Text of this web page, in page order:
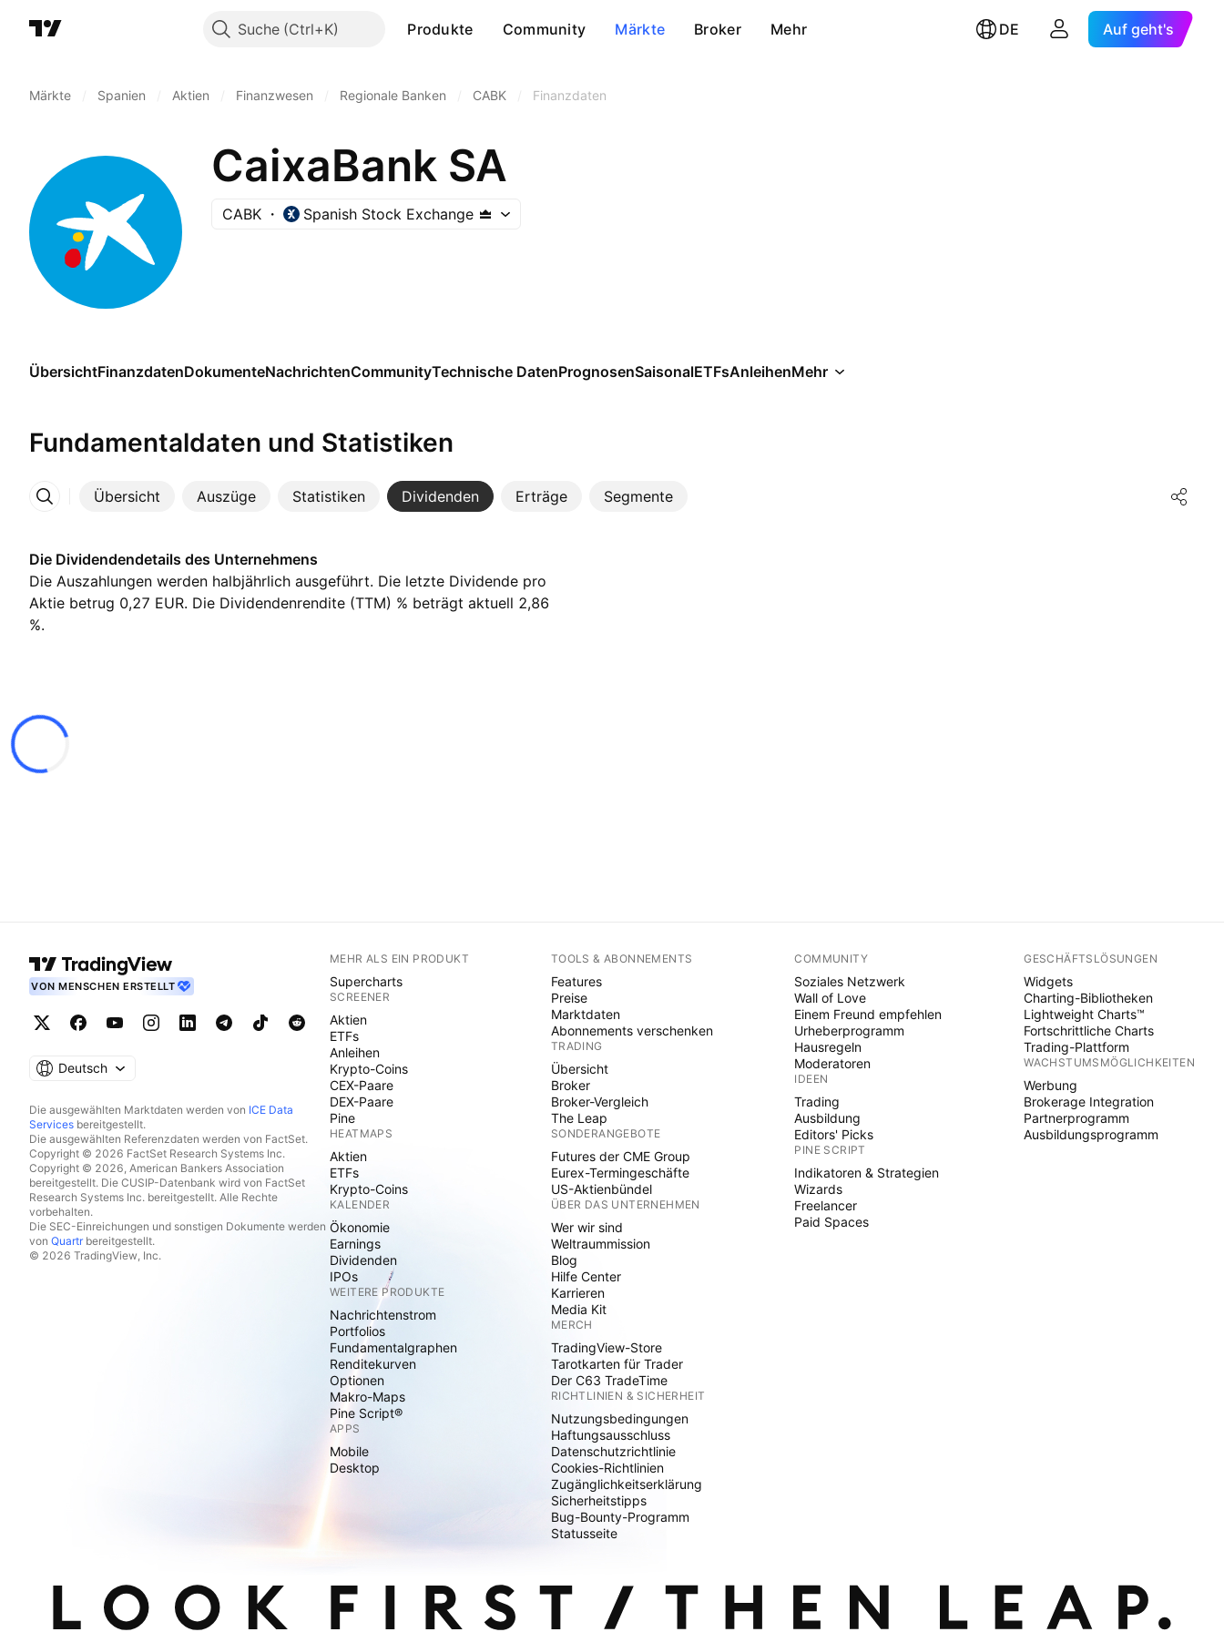
Suche Produkte Community Märkte Broker Mehr DE Auf geht's
Märkte Spanien Aktien Finanzwesen Regionale Banken CABK Finanzdaten
CaixaBank SA
CABK Spanish Stock Exchange
ÜbersichtFinanzdatenDokumenteNachrichtenCommunityTechnische DatenPrognosenSaisonalETFsAnleihenMehr
Fundamentaldaten und Statistiken
Übersicht Auszüge Statistiken Dividenden Erträge Segmente
Mehr
Die Dividendendetails des Unternehmens
Die Auszahlungen werden halbjährlich ausgeführt. Die letzte Dividende pro
Aktie betrug 0,27 EUR. Die Dividendenrendite (TTM) % beträgt aktuell 2,86
%.
VON MENSCHEN ERSTELLT
Deutsch
Die ausgewählten Marktdaten werden von ICE Data
Services bereitgestellt.
Die ausgewählten Referenzdaten werden von FactSet.
Copyright © 2026 FactSet Research Systems Inc.
Copyright © 2026, American Bankers Association
bereitgestellt. Die CUSIP-Datenbank wird von FactSet
Research Systems Inc. bereitgestellt. Alle Rechte
vorbehalten.
Die SEC-Einreichungen und sonstigen Dokumente werden
von Quartrbereitgestellt.
© 2026 TradingView, Inc.
MEHR ALS EIN PRODUKT
Supercharts
SCREENER
Aktien
ETFs
Anleihen
Krypto-Coins
CEX-Paare
DEX-Paare
Pine
HEATMAPS
Aktien
ETFs
Krypto-Coins
KALENDER
Ökonomie
Earnings
Dividenden
IPOs
WEITERE PRODUKTE
Nachrichtenstrom
Portfolios
Fundamentalgraphen
Renditekurven
Optionen
Makro-Maps
Pine Script®
APPS
Mobile
Desktop
TOOLS & ABONNEMENTS
Features
Preise
Marktdaten
Abonnements verschenken
TRADING
Übersicht
Broker
Broker-Vergleich
The Leap
SONDERANGEBOTE
Futures der CME Group
Eurex-Termingeschäfte
US-Aktienbündel
ÜBER DAS UNTERNEHMEN
Wer wir sind
Weltraummission
Blog
Hilfe Center
Karrieren
Media Kit
MERCH
TradingView-Store
Tarotkarten für Trader
Der C63 TradeTime
RICHTLINIEN & SICHERHEIT
Nutzungsbedingungen
Haftungsausschluss
Datenschutzrichtlinie
Cookies-Richtlinien
Zugänglichkeitserklärung
Sicherheitstipps
Bug-Bounty-Programm
Statusseite
COMMUNITY
Soziales Netzwerk
Wall of Love
Einem Freund empfehlen
Urheberprogramm
Hausregeln
Moderatoren
IDEEN
Trading
Ausbildung
Editors' Picks
PINE SCRIPT
Indikatoren & Strategien
Wizards
Freelancer
Paid Spaces
GESCHÄFTSLÖSUNGEN
Widgets
Charting-Bibliotheken
Lightweight Charts™
Fortschrittliche Charts
Trading-Plattform
WACHSTUMSMÖGLICHKEITEN
Werbung
Brokerage Integration
Partnerprogramm
Ausbildungsprogramm